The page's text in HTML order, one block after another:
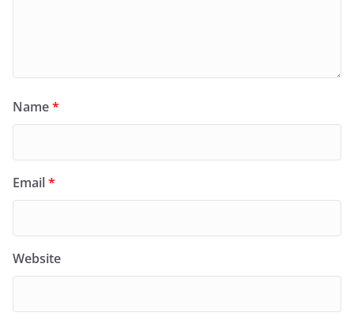
Name*
Email*
Website